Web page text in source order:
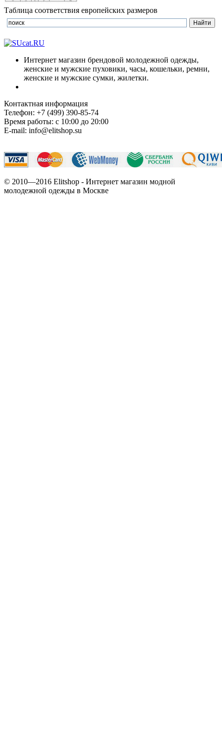
Таблица соответствия европейских размеров
Интернет магазин брендовой молодежной одежды,
женские и мужские пуховики, часы, кошельки, ремни,
женские и мужские сумки, жилетки.
Контактная информация
Телефон: +7 (499) 390-85-74
Время работы: с 10:00 до 20:00
E-mail: info@elitshop.su
© 2010—2016 Elitshop - Интернет магазин модной
молодежной одежды в Москве